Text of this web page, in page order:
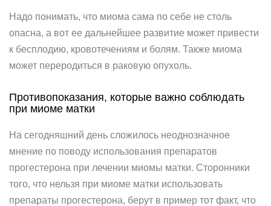
Надо понимать, что миома сама по себе не столь
опасна, а вот ее дальнейшее развитие может привести
к бесплодию, кровотечениям и болям. Также миома
может переродиться в раковую опухоль.
Противопоказания, которые важно соблюдать
при миоме матки
На сегодняшний день сложилось неоднозначное
мнение по поводу использования препаратов
прогестерона при лечении миомы матки. Сторонники
того, что нельзя при миоме матки использовать
препараты прогестерона, берут в пример тот факт, что